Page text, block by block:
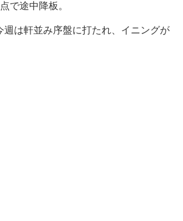
で途中降板。
週は軒並み序盤に打たれ、イニングが